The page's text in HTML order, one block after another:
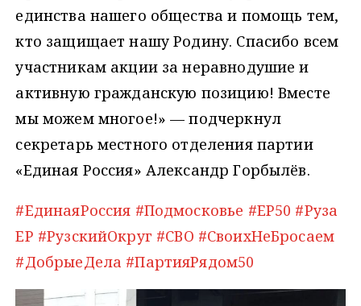
единства нашего общества и помощь тем,
кто защищает нашу Родину. Спасибо всем
участникам акции за неравнодушие и
активную гражданскую позицию! Вместе
мы можем многое!» — подчеркнул
секретарь местного отделения партии
«Единая Россия» Александр Горбылёв.
#ЕдинаяРоссия #Подмосковье #ЕР50 #Руза
ЕР #РузскийОкруг #СВО #СвоихНеБросаем
#ДобрыеДела #ПартияРядом50